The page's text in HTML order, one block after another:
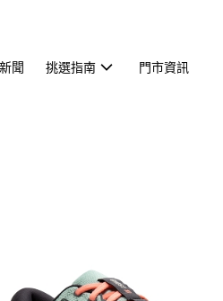
聞 挑選指南 門市資訊